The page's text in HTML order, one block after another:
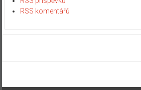
RSS komentářů